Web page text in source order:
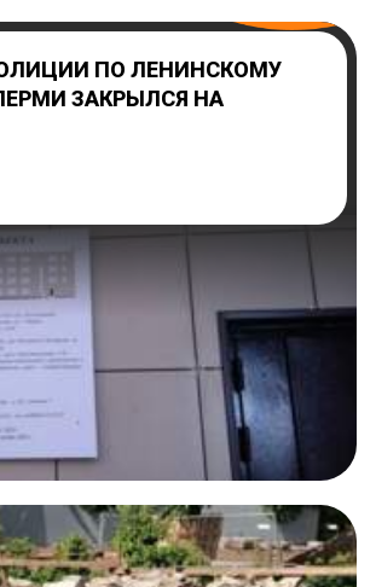
ПО ЛЕНИНСКОМУ
ЗАКРЫЛСЯ НА